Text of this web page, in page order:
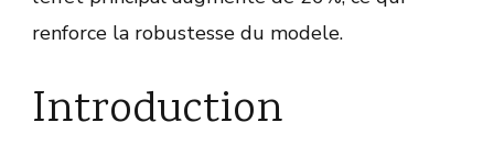
renforce la robustesse du modele.
Introduction